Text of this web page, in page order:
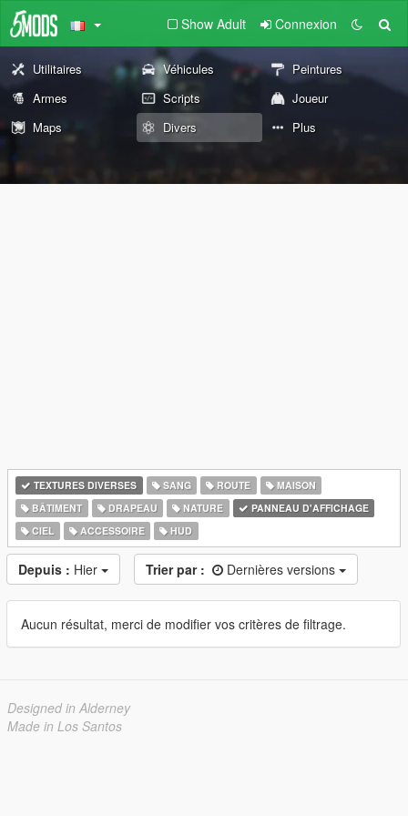
Show Adult Connexion
Utilitaires Véhicules
Peintures
Armes
Scripts
Joueur
Maps
Divers Plus
TEXTURES DIVERSES SANG ROUTE
MAISON
BÂTIMENT
DRAPEAU NATURE
PANNEAU D'AFFICHAGE
CIEL
ACCESSOIRE HUD
Depuis : Hier Trier par : Dernières versions
Aucun résultat, merci de modifier vos critères de filtrage.
Designed in Alderney
Made in Los Santos